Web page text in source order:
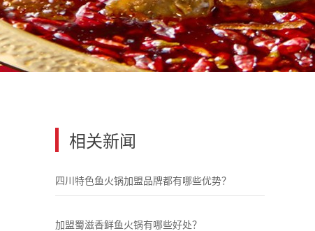
相关新闻
四川特色鱼火锅加盟品牌都有哪些优势？
加盟蜀滋香鲜鱼火锅有哪些好处？